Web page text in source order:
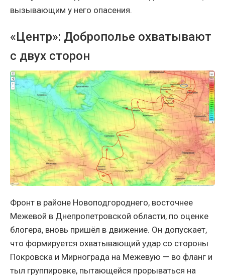
вызывающим у него опасения.
«Центр»: Доброполье охватывают
с двух сторон
Фронт в районе Новоподгороднего, восточнее
Межевой в Днепропетровской области, по оценке
блогера, вновь пришёл в движение. Он допускает,
что формируется охватывающий удар со стороны
Покровска и Мирнограда на Межевую — во фланг и
тыл группировке, пытающейся прорываться на